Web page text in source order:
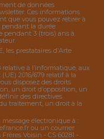
de données
. Ces informations
que vous pouvez retirer à
pendant la durée
pendant 3 (trois) ans à
les prestataires d’Arte
à l’informatique, aux
2016/679 relatif à la
disposez des droits
un droit d’opposition, un
des directives
traitement, un droit à la
électronique à :
ou un courrier
Voisin - CS 60281 -